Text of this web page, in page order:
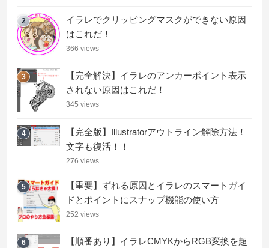
2
イラレでクリッピングマスクができない原因
はこれだ！
366 views
3
【完全解決】イラレのアンカーポイント表示
されない原因はこれだ！
345 views
4
【完全版】Illustratorアウトライン解除方法！
文字も復活！！
276 views
5
【重要】ずれる原因とイラレのスマートガイ
ドとポイントにスナップ機能の使い方
252 views
6
【順番あり】イラレCMYKからRGB変換を超